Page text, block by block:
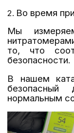
Во время
Мы
то, что
безопасности.
В нашем
нормальным